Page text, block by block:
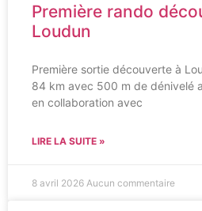
Première rando
Loudun
Première sortie découverte à
84 km avec 500 m de dénivelé
en collaboration avec
LIRE LA SUITE »
8 avril 2026 Aucun commentaire